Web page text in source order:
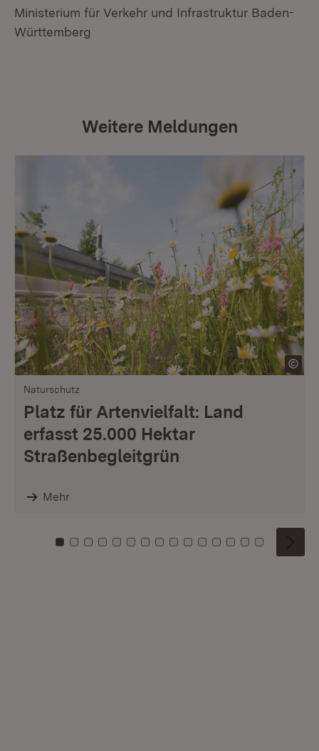
Ministerium für Verkehr und Infrastruktur Baden-
Württemberg
Weitere Meldungen
Naturschutz
Platz für Artenvielfalt: Land
erfasst 25.000 Hektar
Straßenbegleitgrün
Mehr
Zu Kachel: 0
Zu Kachel: 1
Zu Kachel: 2
Zu Kachel: 3
Zu Kachel: 4
Zu Kachel: 5
Zu Kachel: 6
Zu Kachel: 7
Zu Kachel: 8
Zu Kachel: 9
Zu Kachel: 10
Zu Kachel: 11
Zu Kachel: 12
Zu Kachel:
Zu